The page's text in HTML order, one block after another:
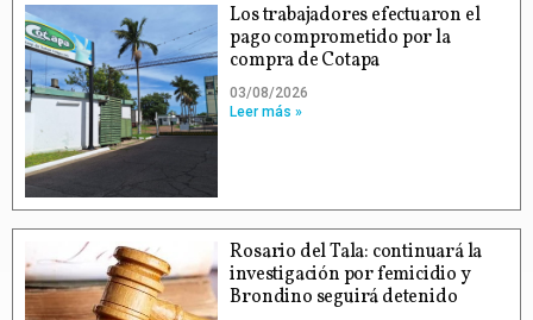
Los trabajadores efectuaron el
pago comprometido por la
compra de Cotapa
03/08/2026
Leer más »
Rosario del Tala: continuará la
investigación por femicidio y
Brondino seguirá detenido